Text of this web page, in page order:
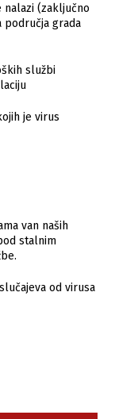
nalazi (zaključno
područja grada
službi
je virus
van naših
stalnim
od virusa